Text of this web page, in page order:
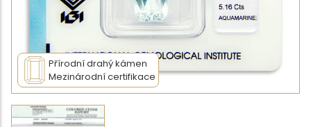
Přírodní drahý kámen
Mezinárodní certifikace